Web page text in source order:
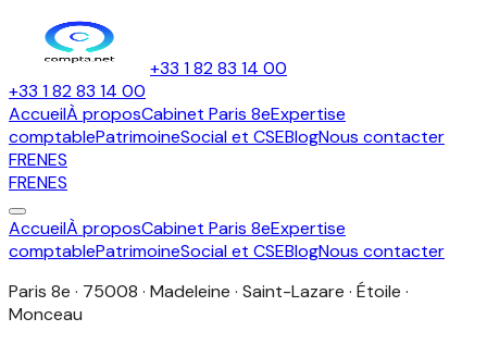
+33 1 82 83 14 00
+33 1 82 83 14 00
AccueilÀ proposCabinet Paris 8eExpertise
comptablePatrimoineSocial et CSEBlogNous contacter
FRENES
FRENES
AccueilÀ proposCabinet Paris 8eExpertise
comptablePatrimoineSocial et CSEBlogNous contacter
Paris 8e · 75008 · Madeleine · Saint-Lazare · Étoile ·
Monceau